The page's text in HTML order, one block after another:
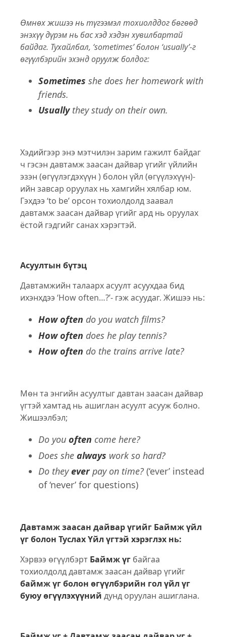
Өмнөх жишээ нь түгээмэл тохиолддог бөгөөд
энэхүү дүрэм нь бас хэд хэдэн хувилбартай
байдаг. Тухайлбал, ‘sometimes’ болон ‘usually’-г
өгүүлбэрийн эхэнд оруулж болдог:
Sometimes she does her homework with
friends.
Usuallythey study on their own.
Хэдийгээр энэ мэтчилэн зарим гажилт байдаг
ч гэсэн давтамж заасан дайвар үгийг үйлийн
эзэн (өгүүлэгдэхүүн ) болон үйл (өгүүлэхүүн)-
ийн завсар оруулах нь хамгийн хялбар юм.
Гэхдээ ‘to be’ орсон тохиолдолд заавал
давтамж заасан дайвар үгийг ард нь оруулах
ёстой гэдгийг санах хэрэгтэй.
Асуултын бүтэц
Давтамжийн талаарх асуулт асуухдаа бид
ихэнхдээ ‘How often…?’- гэж асуудаг. Жишээ нь:
How often do you watch films?
How often does he play tennis?
How often do the trains arrive late?
Мөн та энгийн асуултыг давтан заасан дайвар
үгтэй хамтад нь ашиглан асуулт асууж болно.
Жишээлбэл;
Do you often come here?
Does she always work so hard?
Do theyever pay on time? (‘ever’ instead
of ‘never’ for questions)
Давтамж заасан дайвар үгийг Баймж үйл
үг болон Туслах Үйл үгтэй хэрэглэх нь:
Хэрвээ өгүүлбэрт Баймж үг байгаа
тохиолдолд давтамж заасан дайвар үгийг
баймж үг болон өгүүлбэрийн гол үйл үг
буюу өгүүлэхүүний дунд оруулан ашиглана.